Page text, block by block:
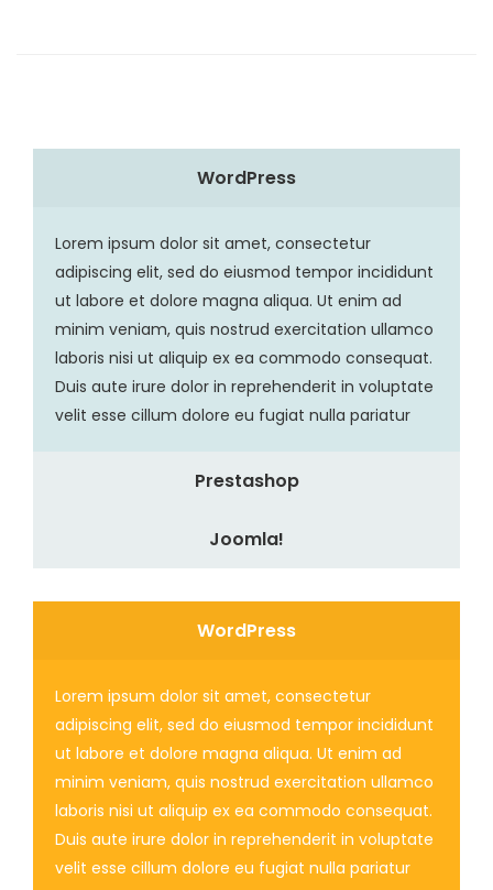
WordPress
Lorem ipsum dolor sit amet, consectetur
adipiscing elit, sed do eiusmod tempor incididunt
ut labore et dolore magna aliqua. Ut enim ad
minim veniam, quis nostrud exercitation ullamco
laboris nisi ut aliquip ex ea commodo consequat.
Duis aute irure dolor in reprehenderit in voluptate
velit esse cillum dolore eu fugiat nulla pariatur
Prestashop
Joomla!
WordPress
Lorem ipsum dolor sit amet, consectetur
adipiscing elit, sed do eiusmod tempor incididunt
ut labore et dolore magna aliqua. Ut enim ad
minim veniam, quis nostrud exercitation ullamco
laboris nisi ut aliquip ex ea commodo consequat.
Duis aute irure dolor in reprehenderit in voluptate
velit esse cillum dolore eu fugiat nulla pariatur